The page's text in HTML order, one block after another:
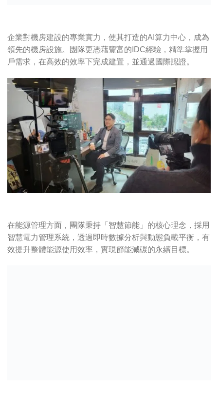
企業對機房建設的專業實力，使其打造的AI算力中心，成為
領先的機房設施。團隊更憑藉豐富的IDC經驗，精準掌握用
戶需求，在高效的效率下完成建置，並通過國際認證。
在能源管理方面，團隊秉持「智慧節能」的核心理念，採用
智慧電力管理系統，透過即時數據分析與動態負載平衡，有
效提升整體能源使用效率，實現節能減碳的永續目標。